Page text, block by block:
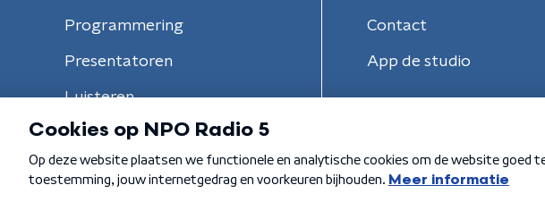
Programmering
Presentatoren
Luisteren
Contact
App de studio
Algemene voorwaarden Privacybeleid